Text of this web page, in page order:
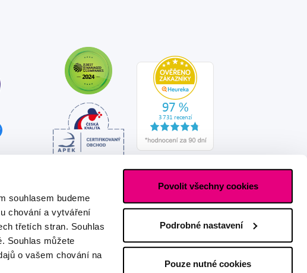
souhlasem budeme
chování a vytváření
třetích stran. Souhlas
Souhlas můžete
o vašem chování na
Povolit všechny cookies
Podrobné nastavení
Pouze nutné cookies